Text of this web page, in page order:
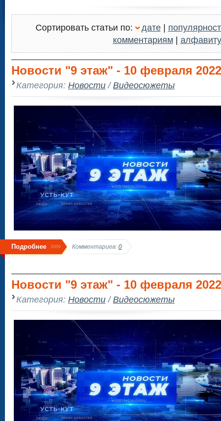
Сортировать статьи по: дате|
комментариям| алфавиту
Новости "9 этаж" - 10 февраля 2022
Категория: Новости/Видеосюжеты
Подробнее Комментариев: 0
Новости "9 этаж" - 10 февраля 2022
Категория: Новости/Видеосюжеты